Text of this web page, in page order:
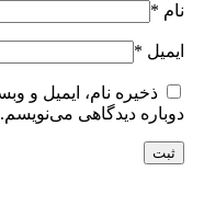
نام *
ایمیل *
ذخیره نام، ایمیل و
دوباره دیدگاهی می‌نویسم.